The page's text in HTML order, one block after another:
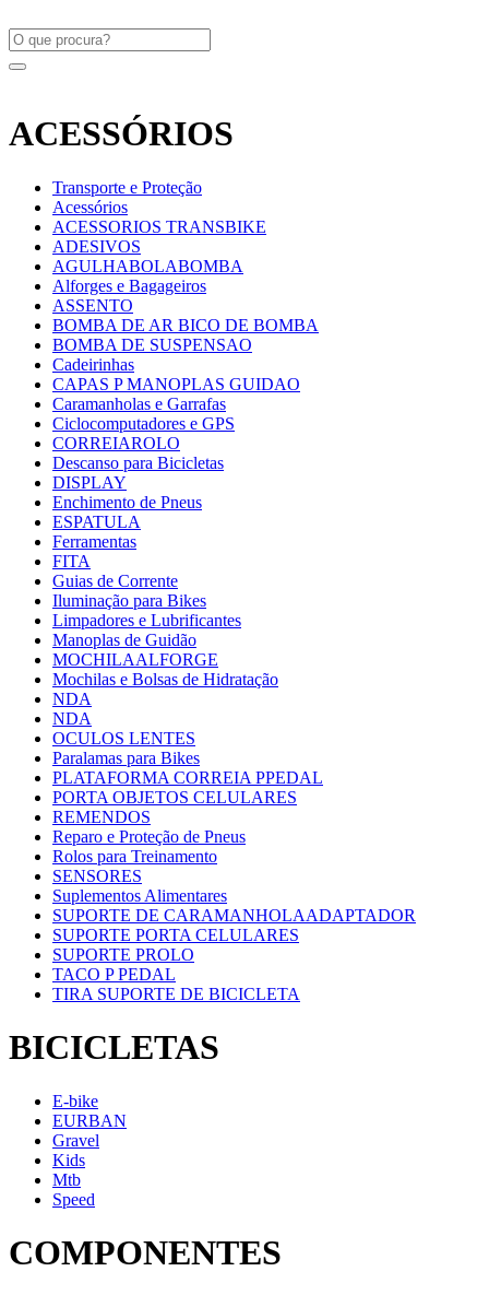
ACESSÓRIOS
Transporte e Proteção
Acessórios
ACESSORIOS TRANSBIKE
ADESIVOS
AGULHABOLABOMBA
Alforges e Bagageiros
ASSENTO
BOMBA DE AR BICO DE BOMBA
BOMBA DE SUSPENSAO
Cadeirinhas
CAPAS P MANOPLAS GUIDAO
Caramanholas e Garrafas
Ciclocomputadores e GPS
CORREIAROLO
Descanso para Bicicletas
DISPLAY
Enchimento de Pneus
ESPATULA
Ferramentas
FITA
Guias de Corrente
Iluminação para Bikes
Limpadores e Lubrificantes
Manoplas de Guidão
MOCHILAALFORGE
Mochilas e Bolsas de Hidratação
NDA
NDA
OCULOS LENTES
Paralamas para Bikes
PLATAFORMA CORREIA PPEDAL
PORTA OBJETOS CELULARES
REMENDOS
Reparo e Proteção de Pneus
Rolos para Treinamento
SENSORES
Suplementos Alimentares
SUPORTE DE CARAMANHOLAADAPTADOR
SUPORTE PORTA CELULARES
SUPORTE PROLO
TACO P PEDAL
TIRA SUPORTE DE BICICLETA
BICICLETAS
E-bike
EURBAN
Gravel
Kids
Mtb
Speed
COMPONENTES